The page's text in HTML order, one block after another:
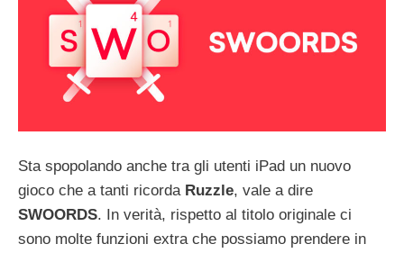
Sta spopolando anche tra gli utenti iPad un nuovo
gioco che a tanti ricorda Ruzzle, vale a dire
SWOORDS. In verità, rispetto al titolo originale ci
sono molte funzioni extra che possiamo prendere in